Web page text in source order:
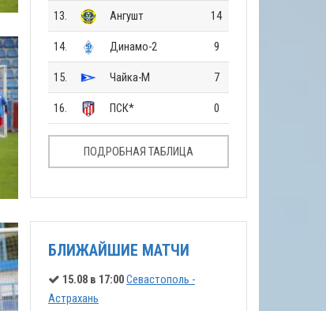
13. Ангушт 14
14. Динамо-2 9
15. Чайка-М 7
16. ПСК* 0
ПОДРОБНАЯ ТАБЛИЦА
БЛИЖАЙШИЕ МАТЧИ
15.08 в 17:00Севастополь -
Астрахань